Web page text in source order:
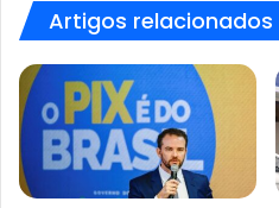
manobras
ressuscitação
cardiopulmonar
Artigos relacionados